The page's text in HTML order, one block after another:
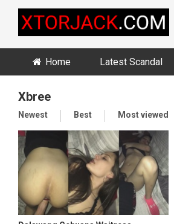
content
Home Latest Scandal
Xbree
Newest Best Most viewed